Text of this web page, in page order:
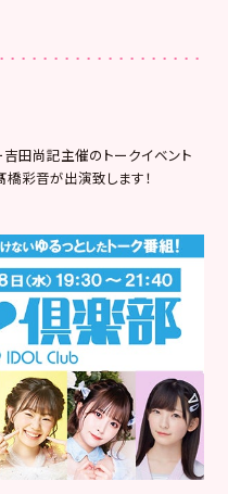
田尚記主催のトークイベント
橋彩音が出演致します！